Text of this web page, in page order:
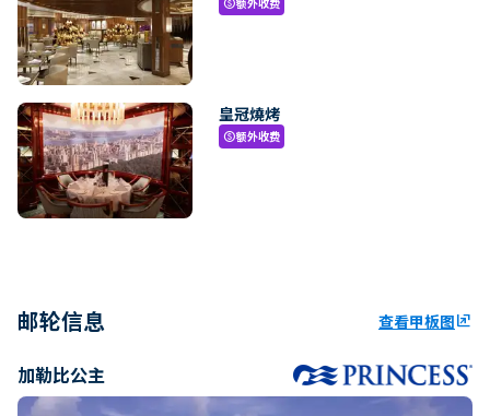
paid
皇冠燒烤
paid额外收费
邮轮信息 查看甲板图ungroup
加勒比公主